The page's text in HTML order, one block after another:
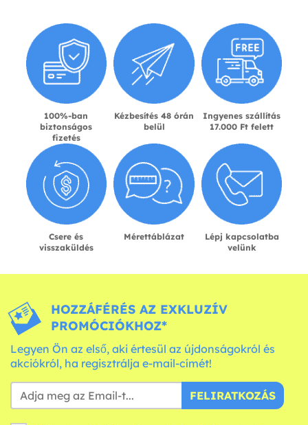
100%-ban
biztonságos
fizetés
Kézbesítés 48 órán
belül
Ingyenes szállítás
17.000 Ft felett
Csere és
visszaküldés
Mérettáblázat
Lépj kapcsolatba
velünk
HOZZÁFÉRÉS AZ EXKLUZÍV
PROMÓCIÓKHOZ*
Legyen Ön az első, aki értesül az újdonságokról és
akciókról, ha regisztrálja e-mail-címét!
FELIRATKOZÁS